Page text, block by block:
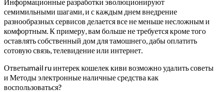
семимильными шагами, и с каждым днем внедрение
разнообразных сервисов делается все не меньше несложным и
комфортным. К примеру, вам больше не требуется кроме того
оставлять собственный дом для тамошнего, дабы оплатить
сотовую связь, телевидение или интернет.
Ответыmail ru интерек кошелек киви возможно удалить советы
и Методы электронные наличные средства как
воспользоваться?